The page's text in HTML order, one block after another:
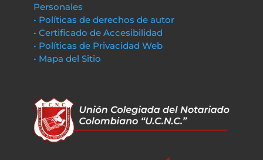
Personales
• Políticas de derechos de autor
• Certificado de Accesibilidad
• Políticas de Privacidad Web
• Mapa del Sitio